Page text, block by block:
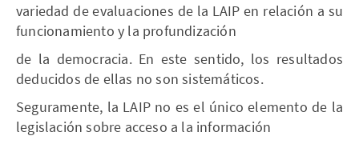
variedad de evaluaciones de la LAIP en relación a su
funcionamiento y la profundización
de la democracia. En este sentido, los resultados
deducidos de ellas no son sistemáticos.
Seguramente, la LAIP no es el único elemento de la
legislación sobre acceso a la información